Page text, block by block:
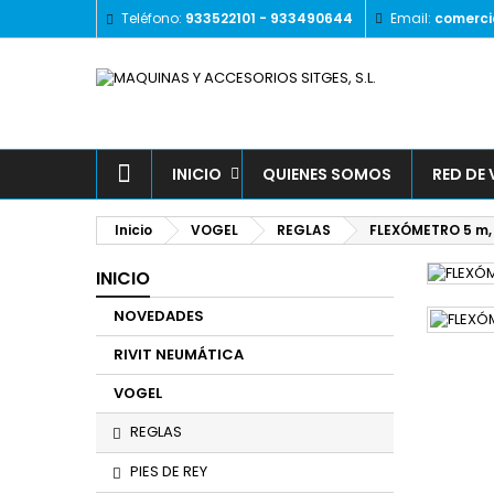
Teléfono: 933522101 - 933490644 Email:
INICIO QUIENES SOMOS RED DE
Inicio VOGEL REGLAS FLEXÓMETRO 5
INICIO
NOVEDADES
RIVIT NEUMÁTICA
VOGEL
REGLAS
PIES DE REY